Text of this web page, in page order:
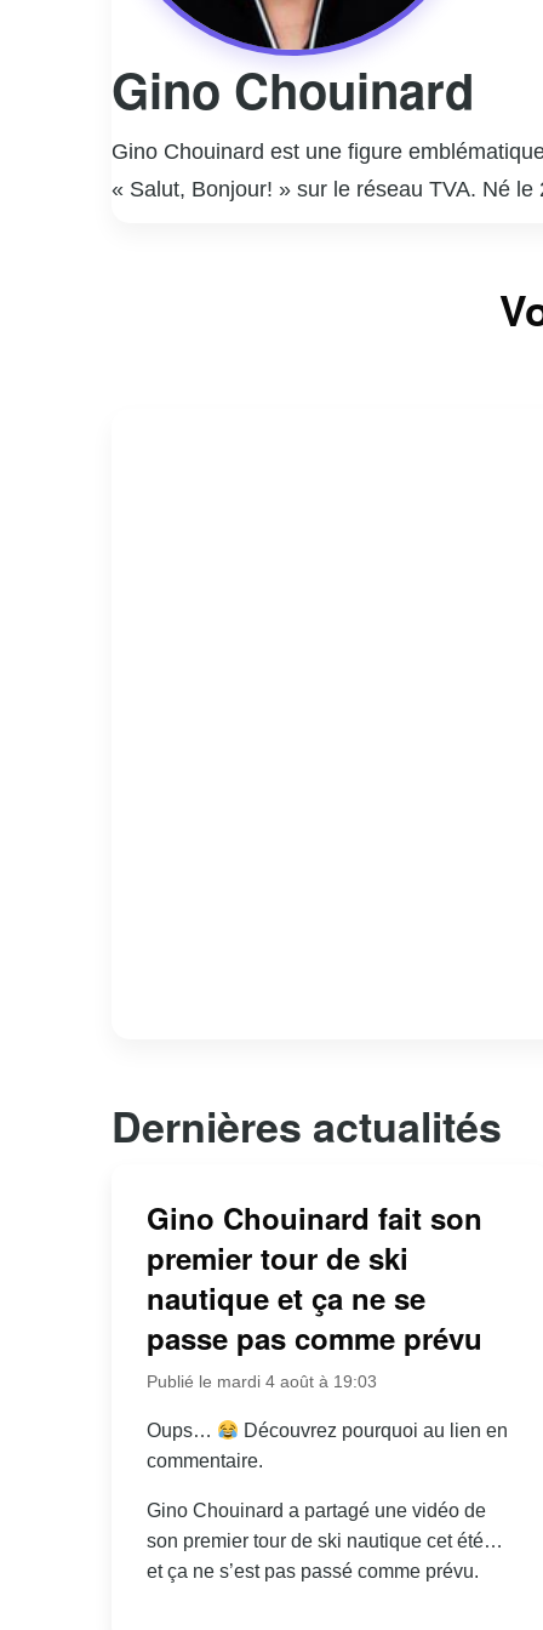
Gino Chouinard
Gino Chouinard est une figure
« Salut, Bonjour! » sur le réseau TVA. Né
télévision, il est également impliqué dans
Dernières actualités
Gino Chouinard fait son
premier tour de ski
nautique et ça ne se
passe pas comme prévu
Publié le mardi 4 août à 19:03
Oups…
Découvrez pourquoi au lien en
commentaire.
Gino Chouinard a partagé une vidéo de
son premier tour de ski nautique cet été…
et ça ne s’est pas passé comme prévu.